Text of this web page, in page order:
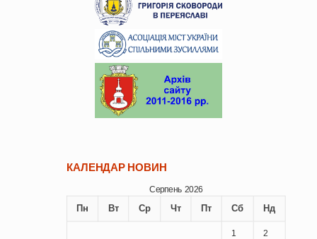
КАЛЕНДАР НОВИН
Серпень 2026
Пн Вт Ср Чт Пт Сб Нд
1 2